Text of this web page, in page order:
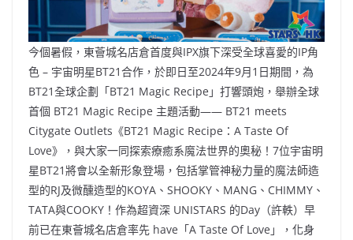
今個暑假，東薈城名店倉首度與IPX旗下深受全球喜愛的IP角
色 – 宇宙明星BT21合作，於即日至2024年9月1日期間，為
BT21全球企劃「BT21 Magic Recipe」打響頭炮，舉辦全球
首個 BT21 Magic Recipe 主題活動—— BT21 meets
Citygate Outlets《BT21 Magic Recipe：A Taste Of
Love》，與大家一同探索療癒系魔法世界的奧秘！7位宇宙明
星BT21將會以全新形象登場，包括掌管神秘力量的魔法師造
型的RJ及微醺造型的KOYA、SHOOKY、MANG、CHIMMY、
TATA與COOKY！作為超資深 UNISTARS 的Day（許軼）早
前已在東薈城名店倉率先 have「A Taste Of Love」，化身